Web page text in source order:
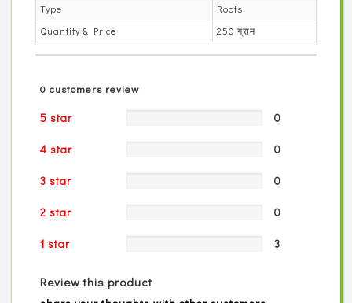
Type
Roots
Quantity & Price
250 ग्राम
0 customers review
5 star 0
4 star 0
3 star 0
2 star 0
1 star 3
Review this product